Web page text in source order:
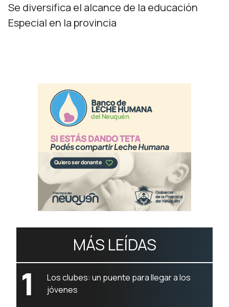
Se diversifica el alcance de la educación
Especial en la provincia
MÁS LEÍDAS
1
Los clubes: un puente para llegar a los
jóvenes